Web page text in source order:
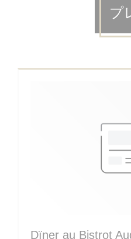
プ
Dïner au Bistrot